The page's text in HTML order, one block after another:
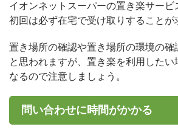
イオンネットスーパーの置き楽サービ
初回は必ず在宅で受け取りすることが
置き場所の確認や置き場所の環境の確
と思われますが、置き楽を利用したい
なるので注意しましょう。
問い合わせに時間がかかる